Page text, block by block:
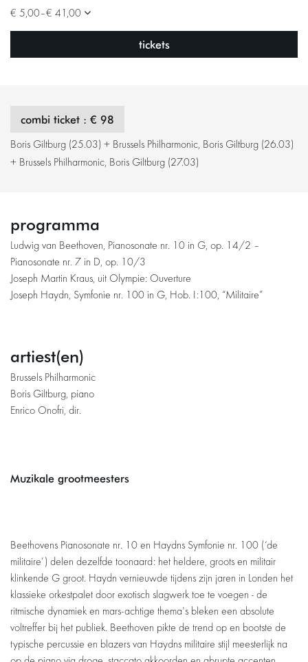
€ 5,00–€ 41,00
tickets
combi ticket : € 98
Boris Giltburg (25.03) + Brussels Philharmonic, Boris Giltburg (26.03)
+ Brussels Philharmonic, Boris Giltburg (27.03)
programma
Ludwig van Beethoven, Pianosonate nr. 10 in G, op. 14/2 –
Pianosonate nr. 7 in D, op. 10/3
Joseph Martin Kraus, uit Olympie: Ouverture
Joseph Haydn, Symfonie nr. 100 in G, Hob. I:100, “Militaire”
artiest(en)
Brussels Philharmonic
Boris Giltburg, piano
Enrico Onofri, dir.
Muzikale grootmeesters
Beethovens Pianosonate nr. 10 en Haydns Symfonie nr. 100 (‘de
militaire’) delen dezelfde toonaard: het heldere, groots en militair
klinkende G groot. Haydn vernieuwde tijdens zijn jaren in Londen het
klassieke orkestpalet door exotisch slagwerk toe te voegen - de
ritmische dynamiek en mars-achtige thema's bleken een absolute
voltreffer bij het publiek. Beethoven pikte de trend op en bootste de
typische percussie en blazers van Haydns militaire stijl meesterlijk na